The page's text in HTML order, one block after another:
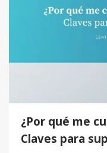
¿Por qué me
Claves para